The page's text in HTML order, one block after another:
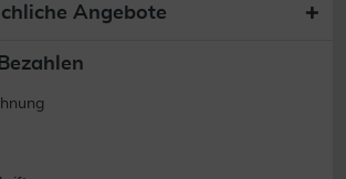
Angebote